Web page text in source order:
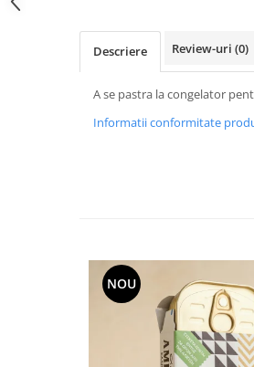
Descriere Review-uri (0)
A se pastra la congelator
Informatii conformitate
NOU